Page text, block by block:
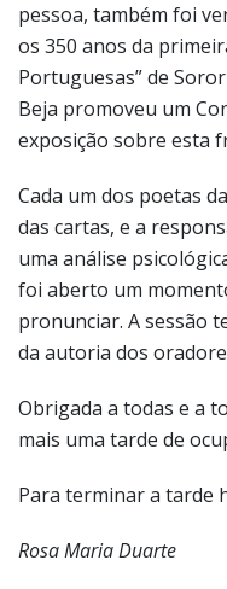
pessoa, também foi
os 350 anos da
Portuguesas” de Soror
Beja promoveu um
exposição sobre esta
Cada um dos poetas
das cartas, e a
uma análise
foi aberto um
pronunciar. A sessão
da autoria dos
Obrigada a todas e a
mais uma tarde de
Para terminar a tarde
Rosa Maria Duarte